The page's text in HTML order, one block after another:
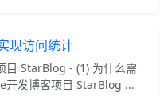
现访问统计
目 StarBlog - (1) 为什么需
开发博客项目 StarBlog ...